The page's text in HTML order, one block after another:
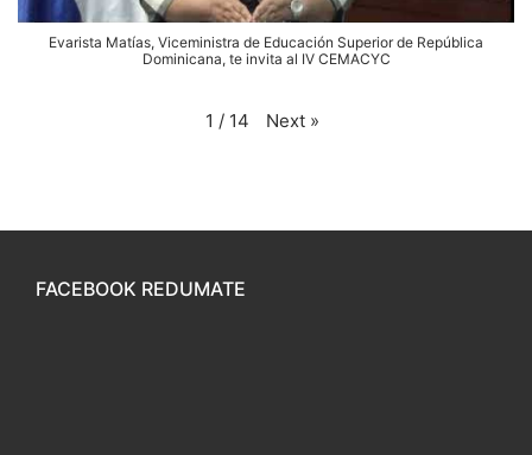
Evarista Matías, Viceministra de Educación Superior de República
Dominicana, te invita al IV CEMACYC
1 / 14 Next »
FACEBOOK REDUMATE